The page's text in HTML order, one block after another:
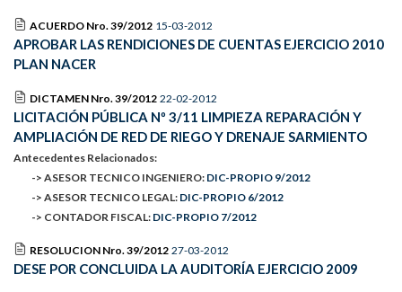
ACUERDO Nro. 39/2012 15-03-2012
APROBAR LAS RENDICIONES DE CUENTAS EJERCICIO 2010
PLAN NACER
DICTAMEN Nro. 39/2012 22-02-2012
LICITACIÓN PÚBLICA Nº 3/11 LIMPIEZA REPARACIÓN Y
AMPLIACIÓN DE RED DE RIEGO Y DRENAJE SARMIENTO
Antecedentes Relacionados:
-> ASESOR TECNICO INGENIERO: DIC-PROPIO 9/2012
-> ASESOR TECNICO LEGAL: DIC-PROPIO 6/2012
-> CONTADOR FISCAL: DIC-PROPIO 7/2012
RESOLUCION Nro. 39/2012 27-03-2012
DESE POR CONCLUIDA LA AUDITORÍA EJERCICIO 2009